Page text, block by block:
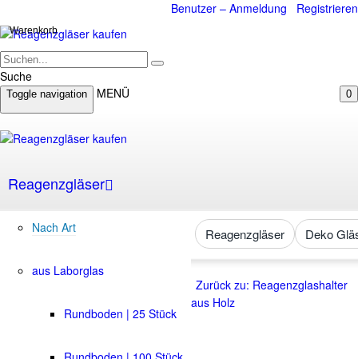
Benutzer – Anmeldung Registrieren
Suche
0
Warenkorb
Toggle navigation MENÜ
Reagenzgläser
Nach Art
aus Laborglas
Rundboden | 25 Stück
Reagenzgläser Deko
Zurück zu: Reagenzglashalter
aus Holz